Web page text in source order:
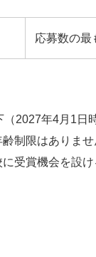
応募数の最
2027年4月1日
制限はありませ
賞機会を設け